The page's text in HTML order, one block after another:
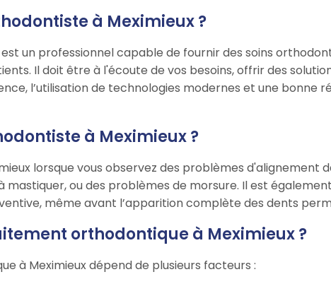
à Meximieux ?
un professionnel capable de fournir des soins
Il doit être à l'écoute de vos besoins, offrir des
l’utilisation de technologies modernes et une bonne
à Meximieux ?
lorsque vous observez des problèmes d'alignement
mastiquer, ou des problèmes de morsure. Il est
même avant l’apparition complète des dents
orthodontique à Meximieux ?
à Meximieux dépend de plusieurs facteurs :